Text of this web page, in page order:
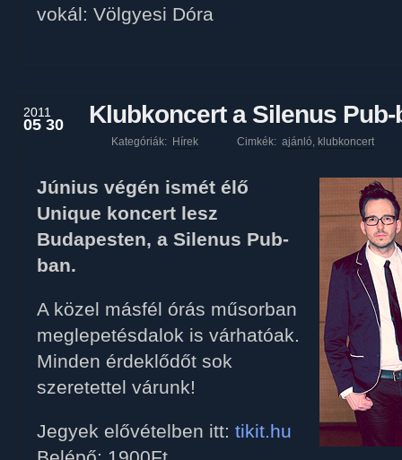
vokál: Völgyesi Dóra
2011
05 30 Klubkoncert a Silenus Pub-
Kategóriák: Hírek Cimkék: ajánló, klubkoncert
Június végén ismét élő
Unique koncert lesz
Budapesten, a Silenus Pub-
ban.
A közel másfél órás műsorban
meglepetésdalok is várhatóak.
Minden érdeklődőt sok
szeretettel várunk!
Jegyek elővételben itt: tikit.hu